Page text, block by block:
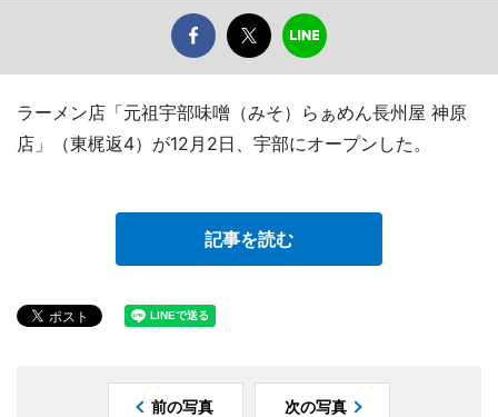
ラーメン店「元祖宇部味噌（みそ）らぁめん長州屋 神原
店」（東梶返4）が12月2日、宇部にオープンした。
記事を読む
前の写真 次の写真